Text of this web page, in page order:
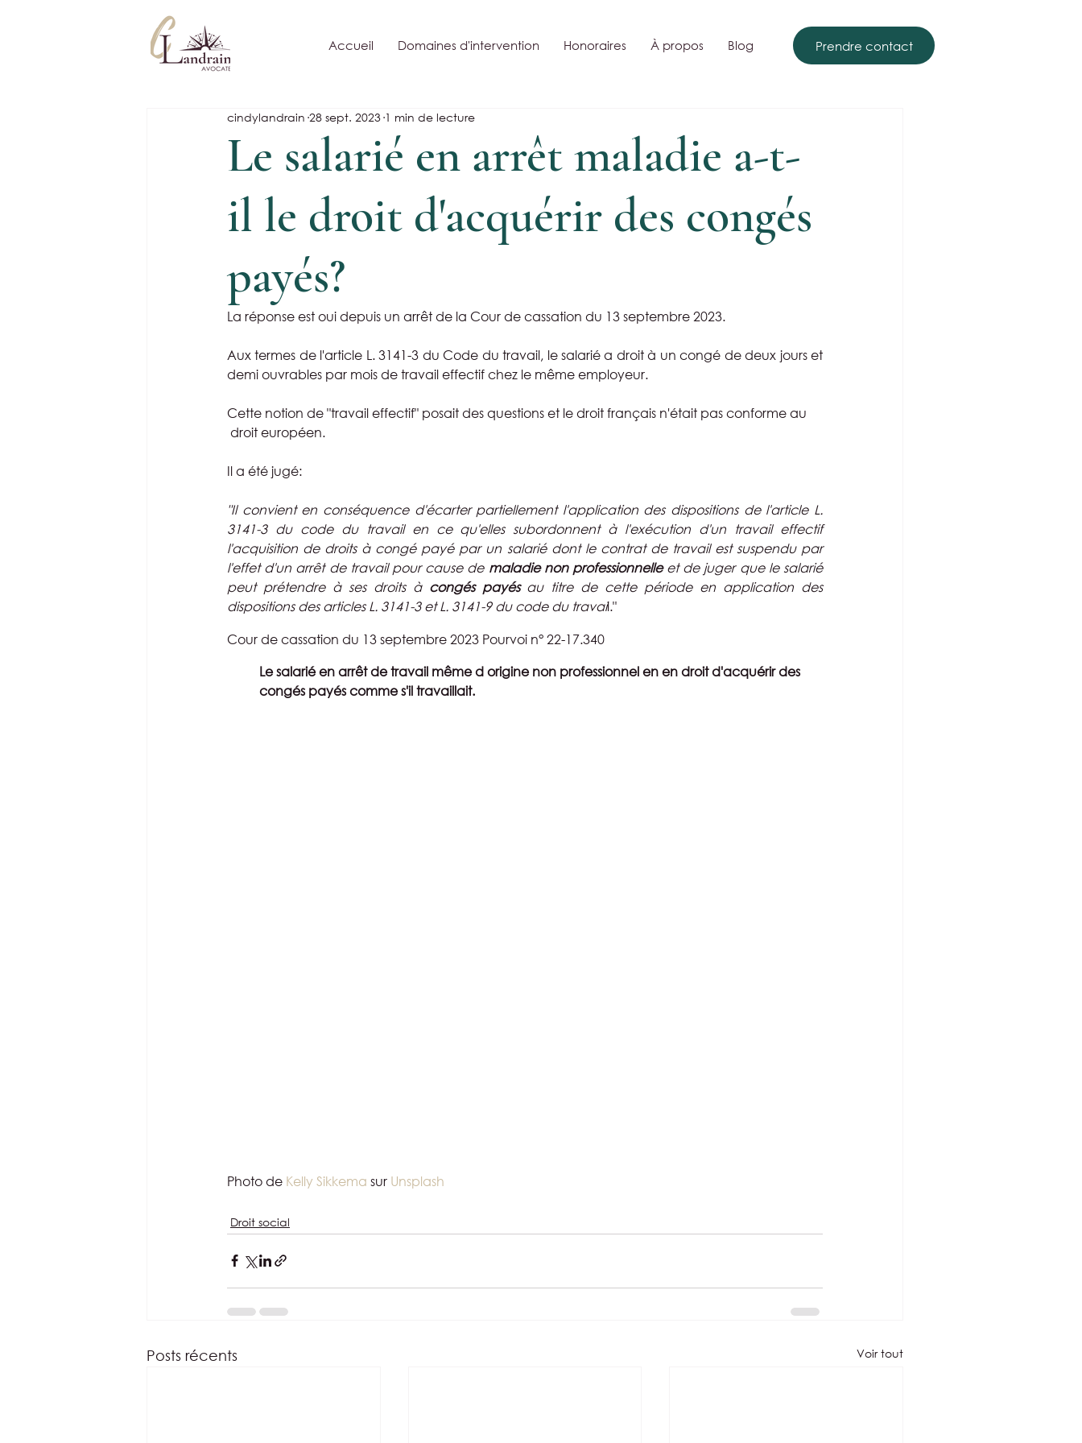
Accueil Domaines d'intervention Honoraires À propos Blog Prendre contact
Le salarié en arrêt maladie a-t-
il le droit d'acquérir des congés
payés?
cindylandrain 28 sept. 2023 1 min de lecture
La réponse est oui depuis un arrêt de la Cour de cassation du 13 septembre 2023.
Aux termes de l'article L. 3141-3 du Code du travail, le salarié a droit à un congé de deux jours et
demi ouvrables par mois de travail effectif chez le même employeur.
Cette notion de "travail effectif" posait des questions et le droit français n'était pas conforme au
droit européen.
Il a été jugé:
"Il convient en conséquence d'écarter partiellement l'application des dispositions de l'article L.
3141-3 du code du travail en ce qu'elles subordonnent à l'exécution d'un travail effectif
l'acquisition de droits à congé payé par un salarié dont le contrat de travail est suspendu par
l'effet d'un arrêt de travail pour cause de maladie non professionnelle et de juger que le salarié
peut prétendre à ses droits à congés payés au titre de cette période en application des
dispositions des articles L. 3141-3 et L. 3141-9 du code du travail."
Cour de cassation du 13 septembre 2023 Pourvoi n° 22-17.340
Le salarié en arrêt de travail même d origine non professionnel en en droit d'acquérir des
congés payés comme s'il travaillait.
Photo de Kelly Sikkema sur Unsplash
Droit social
Posts récents Voir tout